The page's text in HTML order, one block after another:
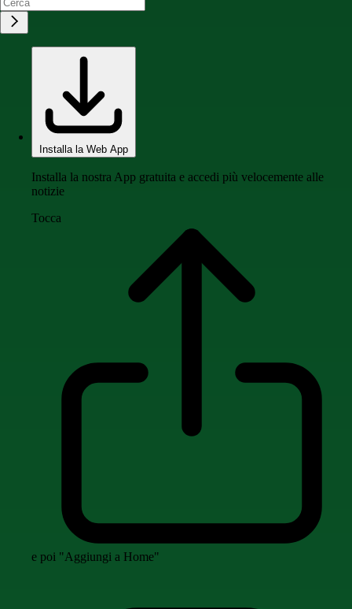
Installa la Web App
Installa la nostra App gratuita e accedi più velocemente alle
notizie
Tocca
e poi "Aggiungi a Home"